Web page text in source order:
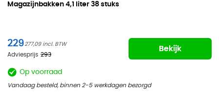
Magazijnbakken 4,1 liter 38 stuks
229277,09
Adviesprijs 293
Bekijk
Op voorraad
Vandaag besteld, binnen 2-5 werkdagen bezorgd